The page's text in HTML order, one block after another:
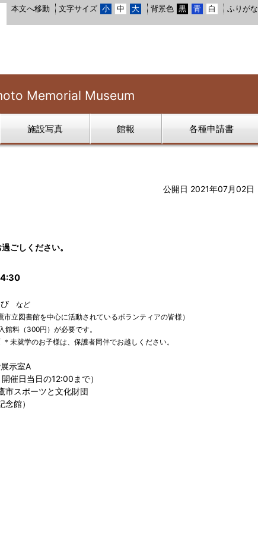
本文へ移動 文字サイズ 小 中 大 背景色 黒 青 白 ふりがな
Memorial Museum
施設写真 館報 各種申請書
公開日 2021年07月02日
ごしください。
など
市立図書館を中心に活動されているボランティアの皆様）
館料（300円）が必要です。
＊未就学のお子様は、保護者同伴でお越しください。
示室A
開催日当日の12:00まで）
市スポーツと文化財団
館）